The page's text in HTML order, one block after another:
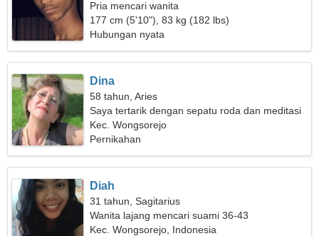
Pria mencari wanita
177 cm (5'10"), 83 kg (182 lbs)
Hubungan nyata
Dina
58 tahun, Aries
Saya tertarik dengan sepatu roda dan meditasi
Kec. Wongsorejo
Pernikahan
Diah
31 tahun, Sagitarius
Wanita lajang mencari suami 36-43
Kec. Wongsorejo, Indonesia